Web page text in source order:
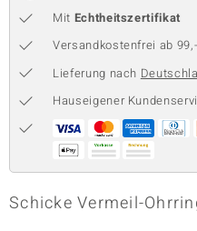
Classics
Mit Echtheitszertifikat
Versandkostenfrei ab
Lieferung nach
Hauseigener
Schicke Vermeil-